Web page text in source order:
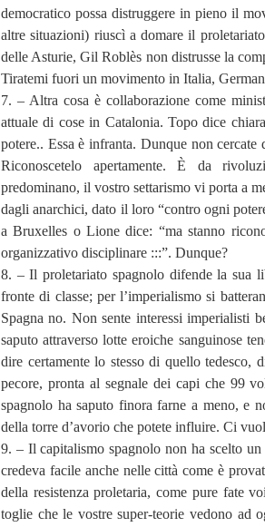
democratico possa distruggere in pieno il
altre situazioni) riuscì a domare il
delle Asturie, Gil Roblès non distrusse la
Tiratemi fuori un movimento in Italia,
7. – Altra cosa è collaborazione come
attuale di cose in Catalonia. Topo dice
potere.. Essa è infranta. Dunque non
Riconoscetelo apertamente. È da
predominano, il vostro settarismo vi porta a
dagli anarchici, dato il loro “contro ogni
a Bruxelles o Lione dice: “ma stanno
organizzativo disciplinare :::”. Dunque?
8. – Il proletariato spagnolo difende la sua
fronte di classe; per l’imperialismo si
Spagna no. Non sente interessi imperialisti
saputo attraverso lotte eroiche sanguinose
dire certamente lo stesso di quello tedesco,
pecore, pronta al segnale dei capi che 99
spagnolo ha saputo finora farne a meno, e
della torre d’avorio che potete influire. Ci
9. – Il capitalismo spagnolo non ha scelto
credeva facile anche nelle città come è
della resistenza proletaria, come pure fate
toglie che le vostre super-teorie vedono ad